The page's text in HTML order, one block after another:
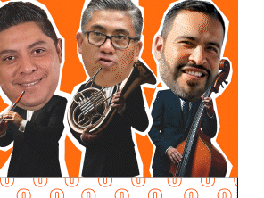
Galindo acelera Vialidades Potosinas
rechazó la petición al determinar
los requisitos legales